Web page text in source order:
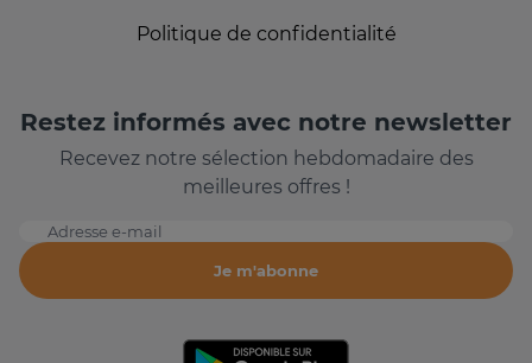
Politique de confidentialité
Restez informés avec notre newsletter
Recevez notre sélection hebdomadaire des
meilleures offres !
Adresse e-mail
Je m'abonne